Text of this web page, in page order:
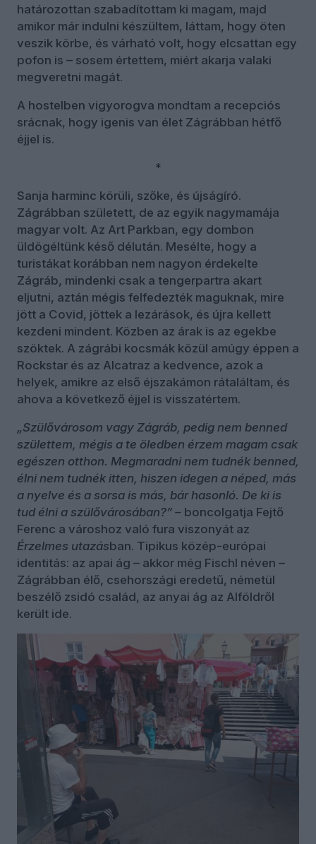
határozottan szabadítottam ki magam, majd
amikor már indulni készültem, láttam, hogy öten
veszik körbe, és várható volt, hogy elcsattan egy
pofon is – sosem értettem, miért akarja valaki
megveretni magát.
A hostelben vigyorogva mondtam a recepciós
srácnak, hogy igenis van élet Zágrábban hétfő
éjjel is.
*
Sanja harminc körüli, szőke, és újságíró.
Zágrábban született, de az egyik nagymamája
magyar volt. Az Art Parkban, egy dombon
üldögéltünk késő délután. Mesélte, hogy a
turistákat korábban nem nagyon érdekelte
Zágráb, mindenki csak a tengerpartra akart
eljutni, aztán mégis felfedezték maguknak, mire
jött a Covid, jöttek a lezárások, és újra kellett
kezdeni mindent. Közben az árak is az egekbe
szöktek. A zágrábi kocsmák közül amúgy éppen a
Rockstar és az Alcatraz a kedvence, azok a
helyek, amikre az első éjszakámon rátaláltam, és
ahova a következő éjjel is visszatértem.
„Szülővárosom vagy Zágráb, pedig nem benned
születtem, mégis a te öledben érzem magam csak
egészen otthon. Megmaradni nem tudnék benned,
élni nem tudnék itten, hiszen idegen a néped, más
a nyelve és a sorsa is más, bár hasonló. De ki is
tud élni a szülővárosában?” – boncolgatja Fejtő
Ferenc a városhoz való fura viszonyát az
Érzelmes utazásban. Tipikus közép-európai
identitás: az apai ág – akkor még Fischl néven –
Zágrábban élő, csehországi eredetű, németül
beszélő zsidó család, az anyai ág az Alföldről
került ide.